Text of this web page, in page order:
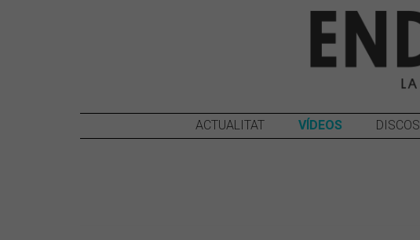
ACTUALITAT VÍDEOS DISCOS